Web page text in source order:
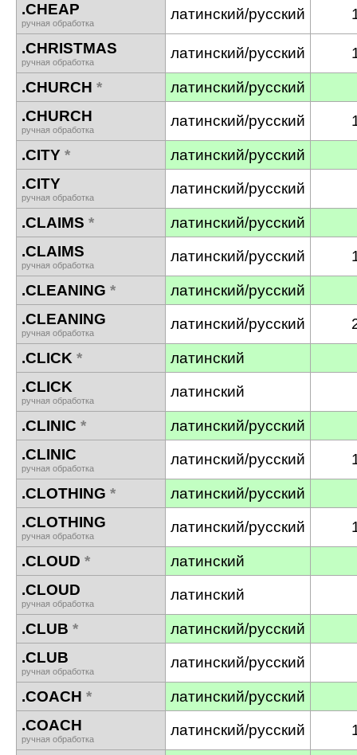
.CHEAP
ручная обработка
латинский/русский
.CHRISTMAS
ручная обработка
латинский/русский
.CHURCH *
латинский/русский
.CHURCH
ручная обработка
латинский/русский
.CITY *
латинский/русский
.CITY
ручная обработка
латинский/русский
.CLAIMS *
латинский/русский
.CLAIMS
ручная обработка
латинский/русский
.CLEANING *
латинский/русский
.CLEANING
ручная обработка
латинский/русский
.CLICK *
латинский
.CLICK
ручная обработка
латинский
.CLINIC *
латинский/русский
.CLINIC
ручная обработка
латинский/русский
.CLOTHING *
латинский/русский
.CLOTHING
ручная обработка
латинский/русский
.CLOUD *
латинский
.CLOUD
ручная обработка
латинский
.CLUB *
латинский/русский
.CLUB
ручная обработка
латинский/русский
.COACH *
латинский/русский
.COACH
ручная обработка
латинский/русский